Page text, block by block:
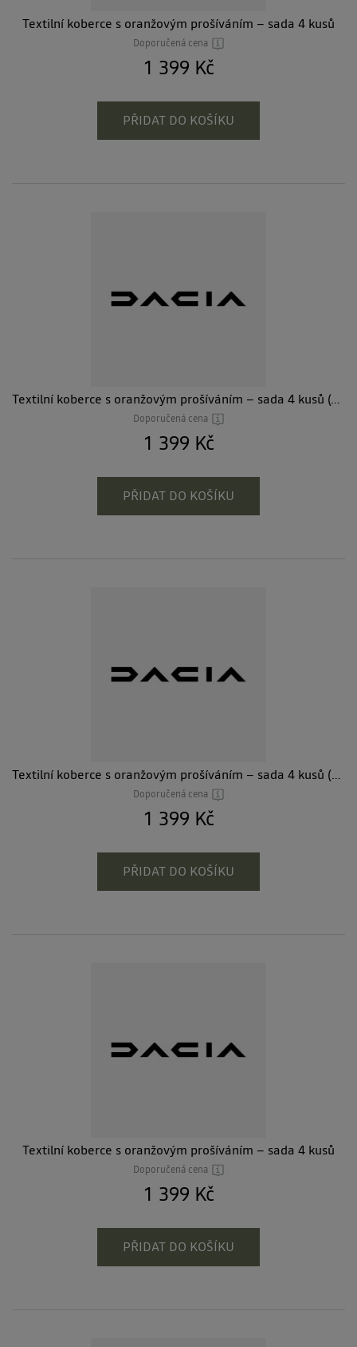
Textilní koberce s oranžovým prošíváním – sada 4 kusů
Doporučená cena
1 399 Kč
PŘIDAT DO KOŠÍKU
Textilní koberce s oranžovým prošíváním – sada 4 kusů (pro 5místnou verzi)
Doporučená cena
1 399 Kč
PŘIDAT DO KOŠÍKU
Textilní koberce s oranžovým prošíváním – sada 4 kusů (Eco-G 140 & Hybrid)
Doporučená cena
1 399 Kč
PŘIDAT DO KOŠÍKU
Textilní koberce s oranžovým prošíváním – sada 4 kusů
Doporučená cena
1 399 Kč
PŘIDAT DO KOŠÍKU